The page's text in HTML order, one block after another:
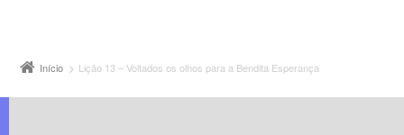
Início Lição 13 – Voltados os olhos para a Bendita Esperança